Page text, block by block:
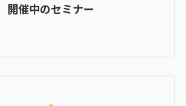
開催中のセミナー